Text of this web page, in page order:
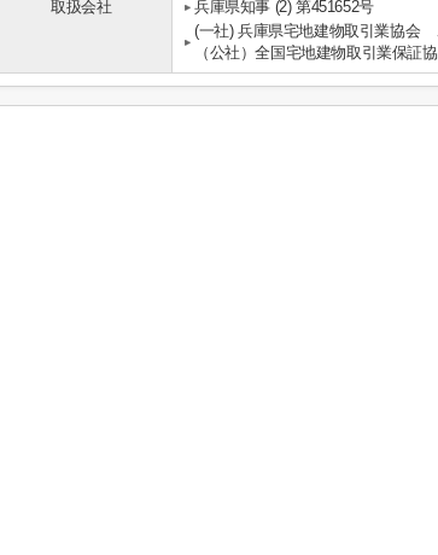
取扱会社
兵庫県知事 (2) 第451652号
(一社) 兵庫県宅地建物取引業協会
（公社）全国宅地建物取引業保証